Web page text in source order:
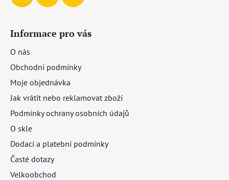
Informace pro vás
O nás
Obchodní podmínky
Moje objednávka
Jak vrátit nebo reklamovat zboží
Podmínky ochrany osobních údajů
O skle
Dodací a platební podmínky
Časté dotazy
Velkoobchod